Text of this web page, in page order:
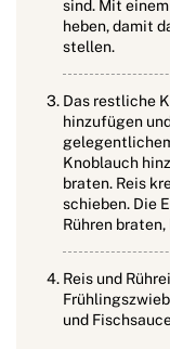
sind. Mit
heben, damit
stellen.
Das restliche
hinzufügen
Knoblauch
braten. Reis
schieben. Die
Rühren
Reis und
und